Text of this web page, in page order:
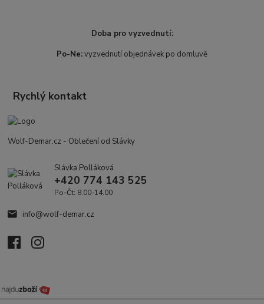
Doba pro vyzvednutí:
Po-Ne:vyzvednutí objednávek po domluvě
Rychlý kontakt
Wolf-Demar.cz - Oblečení od Slávky
Slávka Polláková
+420 774 143 525
Po-Čt: 8.00-14.00
info@wolf-demar.cz